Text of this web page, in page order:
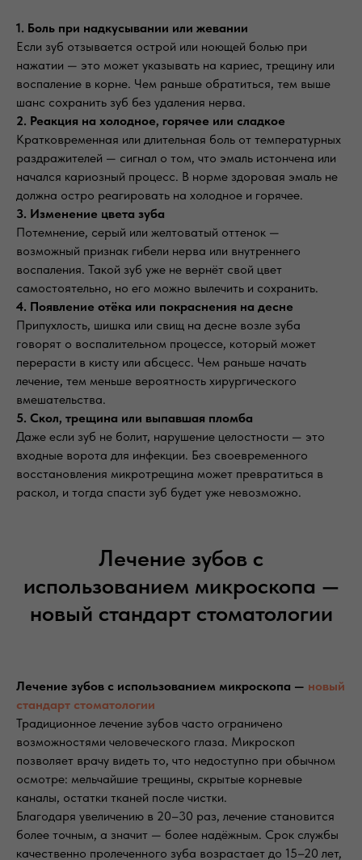
1. Боль при надкусывании или жевании
Если зуб отзывается острой или ноющей болью при
нажатии — это может указывать на кариес, трещину или
воспаление в корне. Чем раньше обратиться, тем выше
шанс сохранить зуб без удаления нерва.
2. Реакция на холодное, горячее или сладкое
Кратковременная или длительная боль от температурных
раздражителей — сигнал о том, что эмаль истончена или
начался кариозный процесс. В норме здоровая эмаль не
должна остро реагировать на холодное и горячее.
3. Изменение цвета зуба
Потемнение, серый или желтоватый оттенок —
возможный признак гибели нерва или внутреннего
воспаления. Такой зуб уже не вернёт свой цвет
самостоятельно, но его можно вылечить и сохранить.
4. Появление отёка или покраснения на десне
Припухлость, шишка или свищ на десне возле зуба
говорят о воспалительном процессе, который может
перерасти в кисту или абсцесс. Чем раньше начать
лечение, тем меньше вероятность хирургического
вмешательства.
5. Скол, трещина или выпавшая пломба
Даже если зуб не болит, нарушение целостности — это
входные ворота для инфекции. Без своевременного
восстановления микротрещина может превратиться в
раскол, и тогда спасти зуб будет уже невозможно.
Лечение зубов с
использованием микроскопа —
новый стандарт стоматологии
Лечение зубов с использованием микроскопа — новый
стандарт стоматологии
Традиционное лечение зубов часто ограничено
возможностями человеческого глаза. Микроскоп
позволяет врачу видеть то, что недоступно при обычном
осмотре: мельчайшие трещины, скрытые корневые
каналы, остатки тканей после чистки.
Благодаря увеличению в 20–30 раз, лечение становится
более точным, а значит — более надёжным. Срок службы
качественно пролеченного зуба возрастает до 15–20 лет,